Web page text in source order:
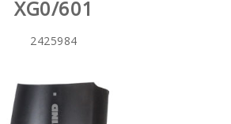
XG0/601
2425984